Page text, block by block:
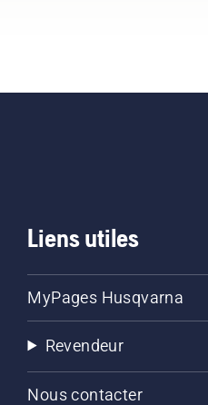
Liens utiles
MyPages Husqvarna
Revendeur
Nous contacter